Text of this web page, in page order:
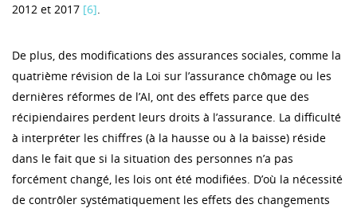
2012 et 2017 [6].
De plus, des modifications des assurances sociales, comme la
quatrième révision de la Loi sur l’assurance chômage ou les
dernières réformes de l’AI, ont des effets parce que des
récipiendaires perdent leurs droits à l’assurance. La difficulté
à interpréter les chiffres (à la hausse ou à la baisse) réside
dans le fait que si la situation des personnes n’a pas
forcément changé, les lois ont été modifiées. D’où la nécessité
de contrôler systématiquement les effets des changements